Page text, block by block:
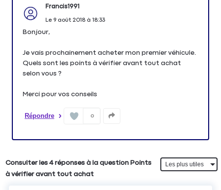
Francis1991
Le 9 août 2018à 18:33
Bonjour,
Je vais prochainement acheter mon premier véhicule.
Quels sont les points à vérifier avant tout achat
selon vous ?
Merci pour vos conseils
Répondre 0
Consulter les 4 réponses à la question Points
à vérifier avant tout achat